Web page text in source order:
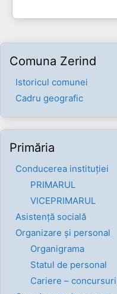
Comuna Zerind
Istoricul comunei
Cadru geografic
Primăria
Conducerea instituției
PRIMARUL
VICEPRIMARUL
Asistență socială
Organizare și personal
Organigrama
Statul de personal
Cariere – concursuri